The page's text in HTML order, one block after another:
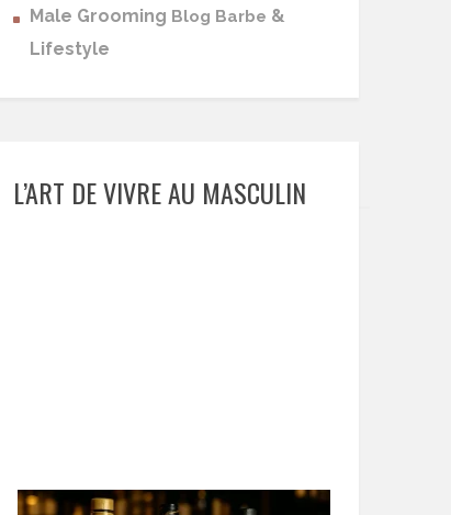
Male Grooming Blog Barbe &
Lifestyle
L’ART DE VIVRE AU MASCULIN